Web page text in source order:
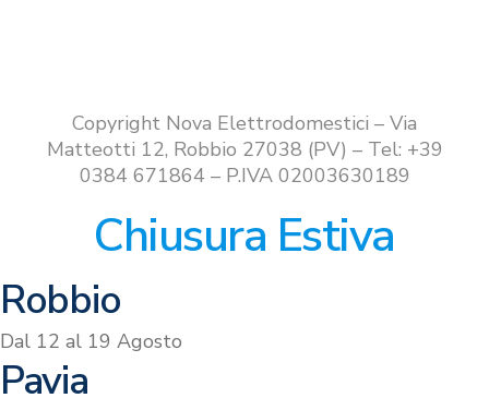
Copyright Nova Elettrodomestici – Via
Matteotti 12, Robbio 27038 (PV) – Tel: +39
0384 671864 – P.IVA 02003630189
Chiusura Estiva
Robbio
Dal 12 al 19 Agosto
Pavia